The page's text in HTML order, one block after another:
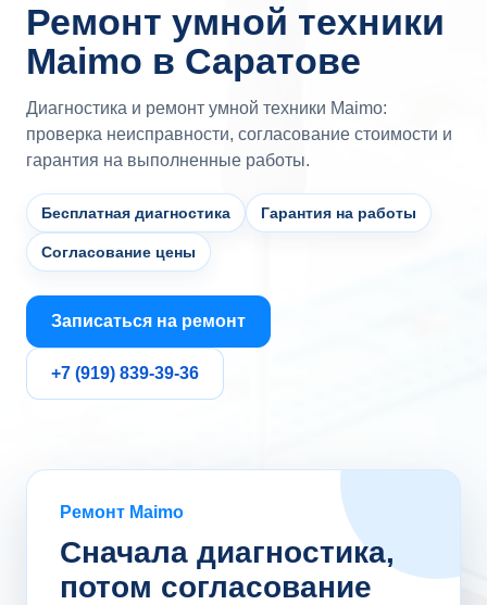
Ремонт умной техники
Maimo в Саратове
Диагностика и ремонт умной техники Maimo:
проверка неисправности, согласование стоимости и
гарантия на выполненные работы.
Бесплатная диагностика Гарантия на работы
Согласование цены
Записаться на ремонт
+7 (919) 839-39-36
Ремонт Maimo
Сначала диагностика,
потом согласование